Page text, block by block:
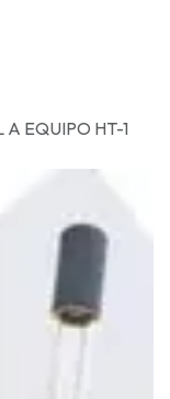
A EQUIPO HT-1